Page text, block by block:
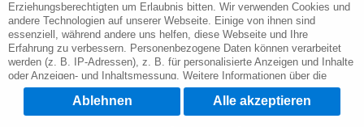
Erziehungsberechtigten um Erlaubnis bitten. Wir verwenden Cookies und
andere Technologien auf unserer Webseite. Einige von ihnen sind
essenziell, während andere uns helfen, diese Webseite und Ihre
Erfahrung zu verbessern. Personenbezogene Daten können verarbeitet
werden (z. B. IP-Adressen), z. B. für personalisierte Anzeigen und Inhalte
oder Anzeigen- und Inhaltsmessung. Weitere Informationen über die
Verwendung Ihrer Daten finden Sie in unserer Datenschutzerklärung. Sie
können Ihre Auswahl jederzeit unter
Cookie-Einstellungenwiderrufen oder
anpassen.
Ablehnen Alle akzeptieren